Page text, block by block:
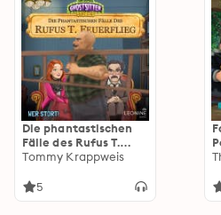
Die phantastischen
Fälle des Rufus T.
Feuerflieg 29 - Wer
Tommy Krappweis
5